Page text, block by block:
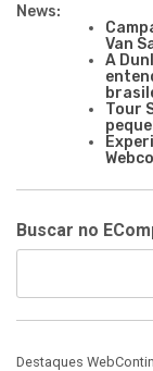
News:
Van
A
Tour
Buscar no
Destaques